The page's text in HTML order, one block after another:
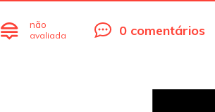
não
avaliada 0 comentários